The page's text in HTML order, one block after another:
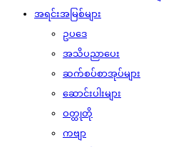
အရင်းအမြစ်များ
ဥပဒေ
အသိပညာပေး
ဆက်စပ်စာအုပ်များ
ဆောင်းပါးများ
ဝတ္ထုတို
ကဗျာ